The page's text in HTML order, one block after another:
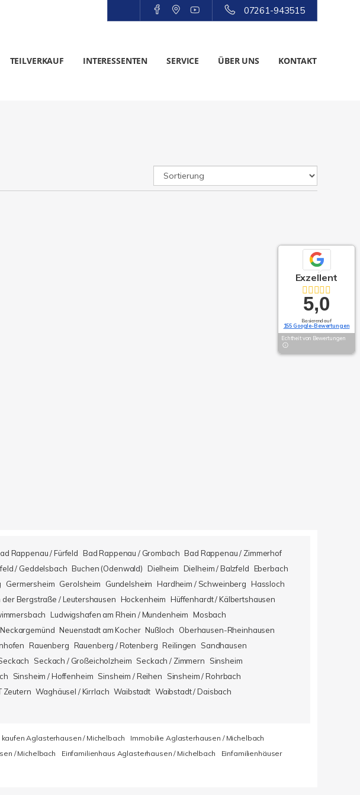
07261-943515
TEILVERKAUF INTERESSENTEN SERVICE ÜBER UNS KONTAKT
Rappenau / Fürfeld Bad Rappenau / Grombach Bad Rappenau / Zimmerhof
/ Geddelsbach Buchen (Odenwald) Dielheim Dielheim / Balzfeld Eberbach
Germersheim Gerolsheim Gundelsheim Hardheim / Schweinberg Hassloch
Bergstraße / Leutershausen Hockenheim Hüffenhardt / Kälbertshausen
Ludwigshafen am Rhein / Mundenheim Mosbach
Neckargemünd Neuenstadt am Kocher Nußloch
Oberhausen-Rheinhausen
Rauenberg Rauenberg / Rotenberg Reilingen
Sandhausen
Seckach / Großeicholzheim Seckach / Zimmern
Sinsheim
Sinsheim / Hoffenheim Sinsheim / Reihen
Sinsheim / Rohrbach
Zeutern Waghäusel / Kirrlach Waibstadt Waibstadt / Daisbach
kaufen Aglasterhausen / Michelbach
Immobilie Aglasterhausen / Michelbach
/ Michelbach Einfamilienhaus Aglasterhausen / Michelbach
Einfamilienhäuser
Exzellent
5,0
Basierend auf
155 Google-Bewertungen
Echtheit von Bewertungen